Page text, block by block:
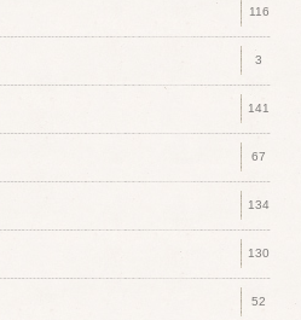
116
3
141
67
134
130
52